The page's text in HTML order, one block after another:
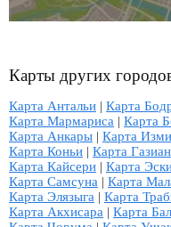
Карты других
Карта Антальи | Карта
Карта Мармариса | Карта
Карта Анкары | Карта
Карта Коньи | Карта
Карта Кайсери | Карта
Карта Самсуна | Карта
Карта Элязыга | Карта
Карта Акхисара | Карта